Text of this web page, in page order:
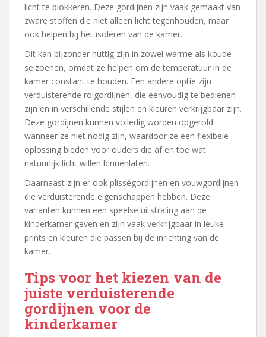
licht te blokkeren. Deze gordijnen zijn vaak gemaakt van
zware stoffen die niet alleen licht tegenhouden, maar
ook helpen bij het isoleren van de kamer.
Dit kan bijzonder nuttig zijn in zowel warme als koude
seizoenen, omdat ze helpen om de temperatuur in de
kamer constant te houden. Een andere optie zijn
verduisterende rolgordijnen, die eenvoudig te bedienen
zijn en in verschillende stijlen en kleuren verkrijgbaar zijn.
Deze gordijnen kunnen volledig worden opgerold
wanneer ze niet nodig zijn, waardoor ze een flexibele
oplossing bieden voor ouders die af en toe wat
natuurlijk licht willen binnenlaten.
Daarnaast zijn er ook plisségordijnen en vouwgordijnen
die verduisterende eigenschappen hebben. Deze
varianten kunnen een speelse uitstraling aan de
kinderkamer geven en zijn vaak verkrijgbaar in leuke
prints en kleuren die passen bij de inrichting van de
kamer.
Tips voor het kiezen van de
juiste verduisterende
gordijnen voor de
kinderkamer